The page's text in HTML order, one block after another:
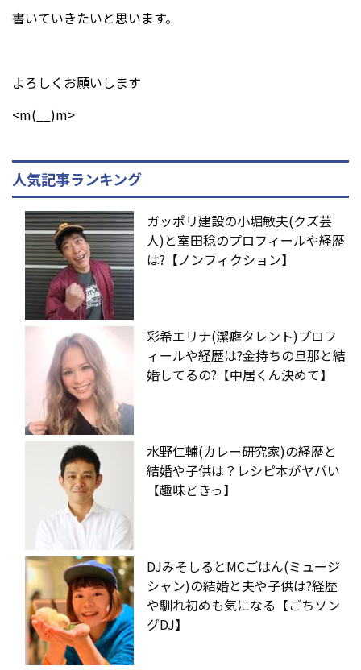
書いていきたいと思います。
よろしくお願いします
<m(__)m>
人気記事ランキング
ガッポリ建設の小堀敏夫(クズ芸
人)と室田稔のプロフィールや経歴
は?【ノンフィクション】
彩希エリナ(潔癖タレント)プロフ
ィールや経歴は?金持ちの旦那と結
婚してるの?【中居くん決めて】
水野仁輔(カレー研究家)の経歴と
結婚や子供は？レシピ本がヤバい
【趣味どきっ】
DJみそしるとMCごはん(ミュージ
シャン)の結婚と夫や子供は?経歴
や馴れ初めも気になる【ごちソン
グDJ】